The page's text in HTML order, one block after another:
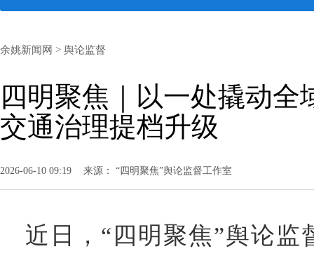
余姚新闻网 > 舆论监督
四明聚焦｜以一处撬动全
交通治理提档升级
2026-06-10 09:19 来源： “四明聚焦”舆论监督工作室
近日，“四明聚焦”舆论